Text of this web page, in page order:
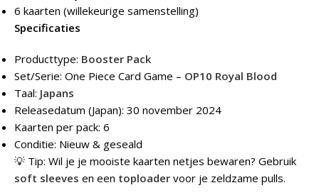
6 kaarten (willekeurige samenstelling)
Specificaties
Producttype: Booster Pack
Set/Serie: One Piece Card Game – OP10 Royal Blood
Taal: Japans
Releasedatum (Japan): 30 november 2024
Kaarten per pack: 6
Conditie: Nieuw & geseald
💡 Tip: Wil je je mooiste kaarten netjes bewaren? Gebruik
soft sleeves en een toploader voor je zeldzame pulls.